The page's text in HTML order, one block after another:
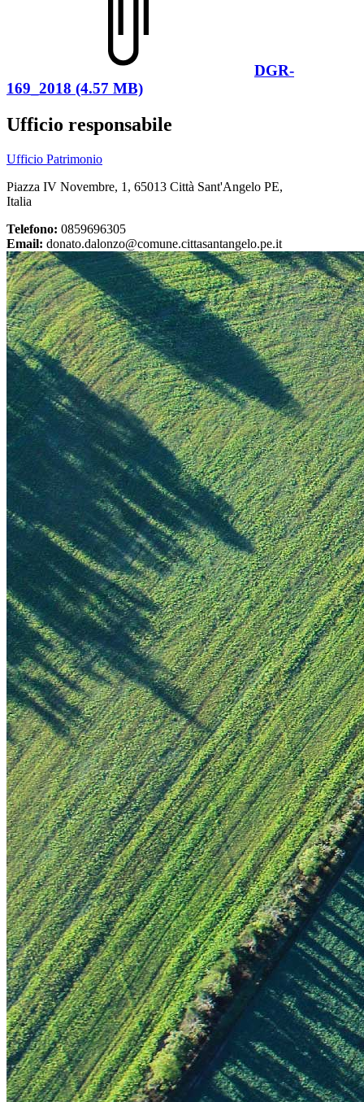
DGR-
169_2018 (4.57 MB)
Ufficio responsabile
Ufficio Patrimonio
Piazza IV Novembre, 1, 65013 Città Sant'Angelo PE,
Italia
Telefono: 0859696305
Email: donato.dalonzo@comune.cittasantangelo.pe.it